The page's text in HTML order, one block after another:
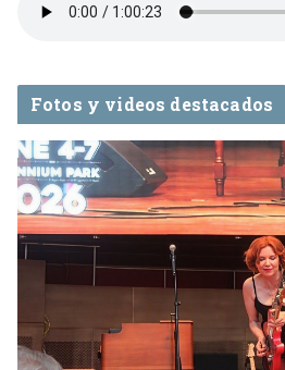
Fotos y videos destacados